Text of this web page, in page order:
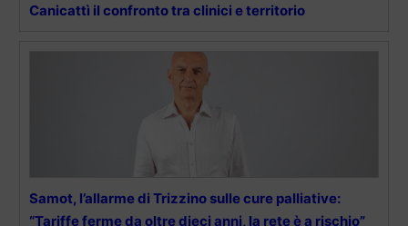
Canicattì il confronto tra clinici e territorio
Samot, l’allarme di Trizzino sulle cure palliative:
“Tariffe ferme da oltre dieci anni, la rete è a rischio”